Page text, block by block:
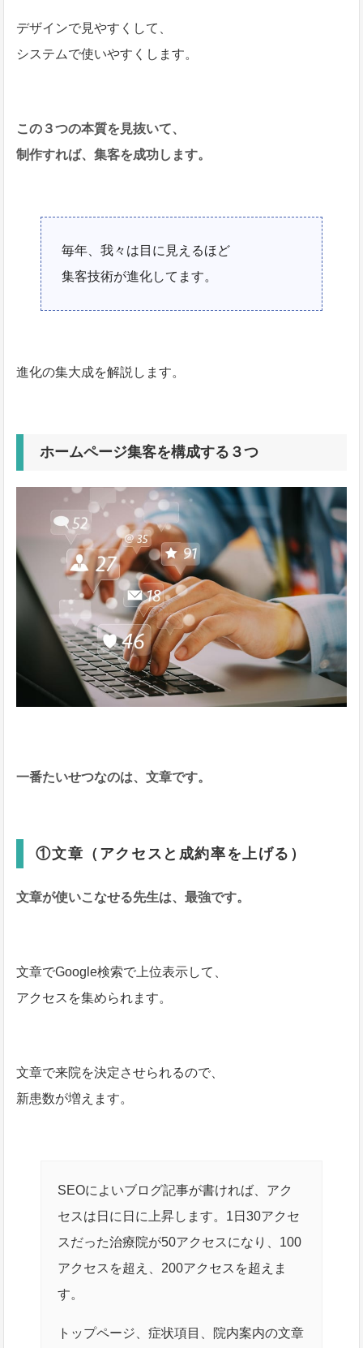
デザインで見やすくして、
システムで使いやすくします。
この３つの本質を見抜いて、
制作すれば、集客を成功します。
毎年、我々は目に見えるほど
集客技術が進化してます。
進化の集大成を解説します。
ホームページ集客を構成する３つ
一番たいせつなのは、文章です。
①文章（アクセスと成約率を上げる）
文章が使いこなせる先生は、最強です。
文章でGoogle検索で上位表示して、
アクセスを集められます。
文章で来院を決定させられるので、
新患数が増えます。
SEOによいブログ記事が書ければ、アク
セスは日に日に上昇します。1日30アクセ
スだった治療院が50アクセスになり、100
アクセスを超え、200アクセスを超えま
す。
トップページ、症状項目、院内案内の文章